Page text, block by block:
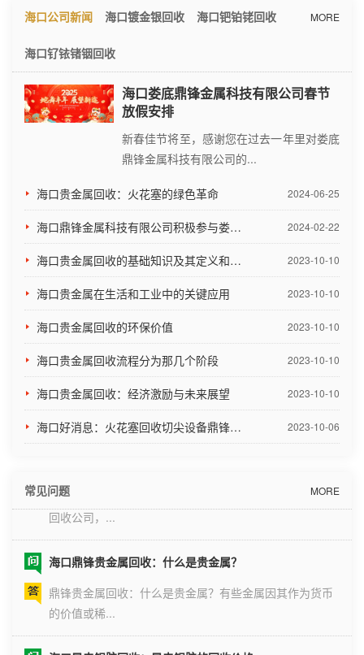
MORE
海口公司新闻 海口镀金银回收 海口钯铂铑回收
海口钌铱锗铟回收
海口娄底鼎锋金属科技有限公司春节
放假安排
新春佳节将至，感谢您在过去一年里对娄底
鼎锋金属科技有限公司的...
海口贵金属回收：火花塞的绿色革命 2024-06-25
海口鼎锋金属科技有限公司积极参与娄底市项目建设暨招商引资推进大会 2024-02-22
海口贵金属回收的基础知识及其定义和应用 2023-10-10
海口贵金属在生活和工业中的关键应用 2023-10-10
海口贵金属回收的环保价值 2023-10-10
海口贵金属回收流程分为那几个阶段 2023-10-10
海口贵金属回收：经济激励与未来展望 2023-10-10
海口好消息：火花塞回收切尖设备鼎锋出售啦！ 2023-10-06
MORE
常见问题
海口镀银回收：银触点回收与提炼
因为要性价比，而且有的地方不需要那么高的使用要求。
类似这种银...
海口镀金回收：镀金线路板回收提炼
电脑主板上的CPU，MPU和内存是有金的，无论是电脑和
手机都...
海口贵金属回收利用及工具
电子废弃物中贵金属回收基本工艺流程，其工艺可分为前
处理及后续...
钯碳废料回收处理现在非常简单，在网上联系一家专业的
回收公司，...
的价值或稀...